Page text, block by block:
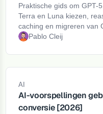
Praktische gids om GPT-
Terra en Luna kiezen,
caching en migreren van
Pablo Cleij
AI
AI-voorspellingen
conversie [2026]